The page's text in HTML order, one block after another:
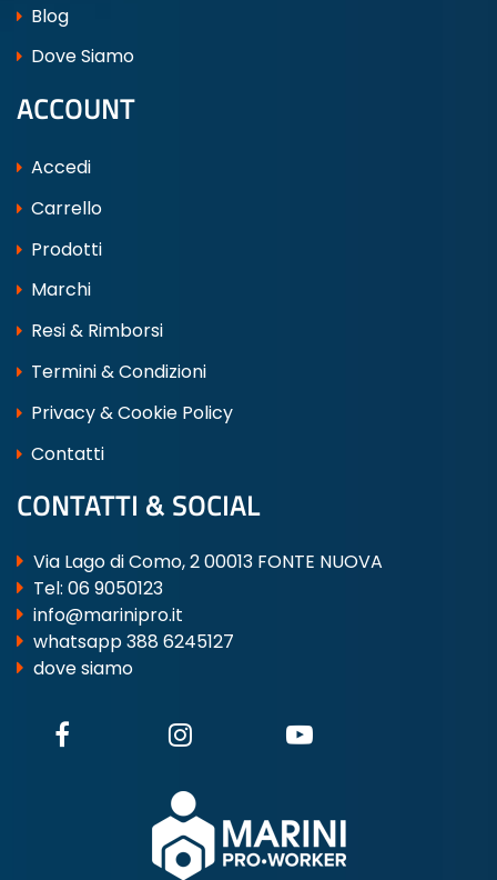
Blog
Dove Siamo
ACCOUNT
Accedi
Carrello
Prodotti
Marchi
Resi & Rimborsi
Termini & Condizioni
Privacy & Cookie Policy
Contatti
CONTATTI & SOCIAL
Via Lago di Como, 2 00013 FONTE NUOVA
Tel: 06 9050123
info@marinipro.it
whatsapp 388 6245127
dove siamo